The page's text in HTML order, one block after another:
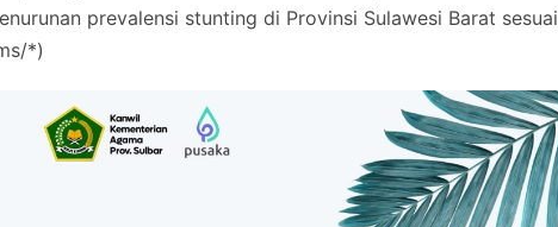
prevalensi stunting di Provinsi Sulawesi Barat sesuai
*)